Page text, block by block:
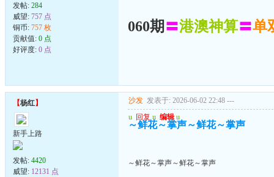
发帖: 284
威望: 757 点
铜币: 757 枚
贡献值: 0 点
好评度: 0 点
060期 〓港澳神算〓单
【杨红】
新手上路
发帖: 4420
威望: 12131 点
沙发 发表于: 2026-06-02 22:48 ---
u 回复 u 编辑 u
～鲜花～掌声～鲜花～掌声
～鲜花～掌声～鲜花～掌声